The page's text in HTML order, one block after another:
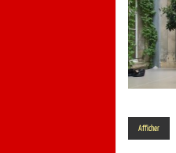
Afficher